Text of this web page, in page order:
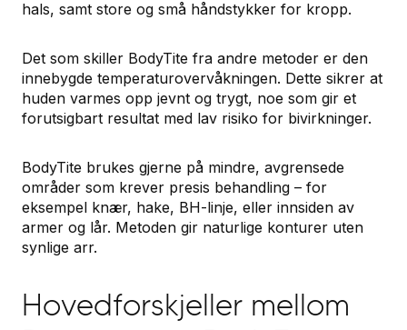
hals, samt store og små håndstykker for kropp.
Det som skiller BodyTite fra andre metoder er den
innebygde temperaturovervåkningen. Dette sikrer at
huden varmes opp jevnt og trygt, noe som gir et
forutsigbart resultat med lav risiko for bivirkninger.
BodyTite brukes gjerne på mindre, avgrensede
områder som krever presis behandling – for
eksempel knær, hake, BH-linje, eller innsiden av
armer og lår. Metoden gir naturlige konturer uten
synlige arr.
Hovedforskjeller mellom